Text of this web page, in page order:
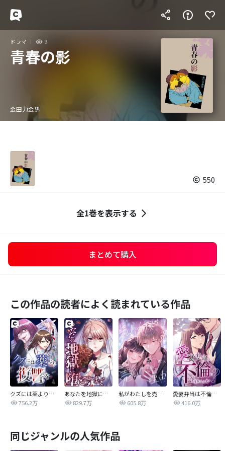
ドラマ 9
青春の影
金田力金男
550
全1巻を表示する
まとめて購入
この作品の読者によく読まれている作品
クズには薬より復讐を
756.2万
あなたを地獄に堕とすまで
829.7万
私がわたしを売る理由
605.8万
愛妻弁当は不倫に含まれますか？
416.0万
同じジャンルの人気作品